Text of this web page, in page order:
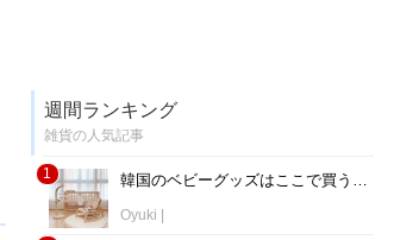
週間ランキング
雑貨の人気記事
1 韓国のベビーグッズはここで買う！！韓国人ママ達も御用達のお店とは♡
Oyuki